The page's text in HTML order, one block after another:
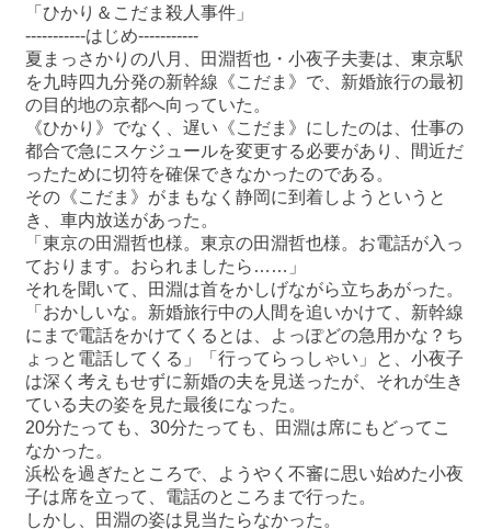
「ひかり＆こだま殺人事件」
-----------はじめ-----------
夏まっさかりの八月、田淵哲也・小夜子夫妻は、東京駅
を九時四九分発の新幹線《こだま》で、新婚旅行の最初
の目的地の京都へ向っていた。
《ひかり》でなく、遅い《こだま》にしたのは、仕事の
都合で急にスケジュールを変更する必要があり、間近だ
ったために切符を確保できなかったのである。
その《こだま》がまもなく静岡に到着しようというと
き、車内放送があった。
「東京の田淵哲也様。東京の田淵哲也様。お電話が入っ
ております。おられましたら……」
それを聞いて、田淵は首をかしげながら立ちあがった。
「おかしいな。新婚旅行中の人間を追いかけて、新幹線
にまで電話をかけてくるとは、よっぽどの急用かな？ち
ょっと電話してくる」「行ってらっしゃい」と、小夜子
は深く考えもせずに新婚の夫を見送ったが、それが生き
ている夫の姿を見た最後になった。
20分たっても、30分たっても、田淵は席にもどってこ
なかった。
浜松を過ぎたところで、ようやく不審に思い始めた小夜
子は席を立って、電話のところまで行った。
しかし、田淵の姿は見当たらなかった。